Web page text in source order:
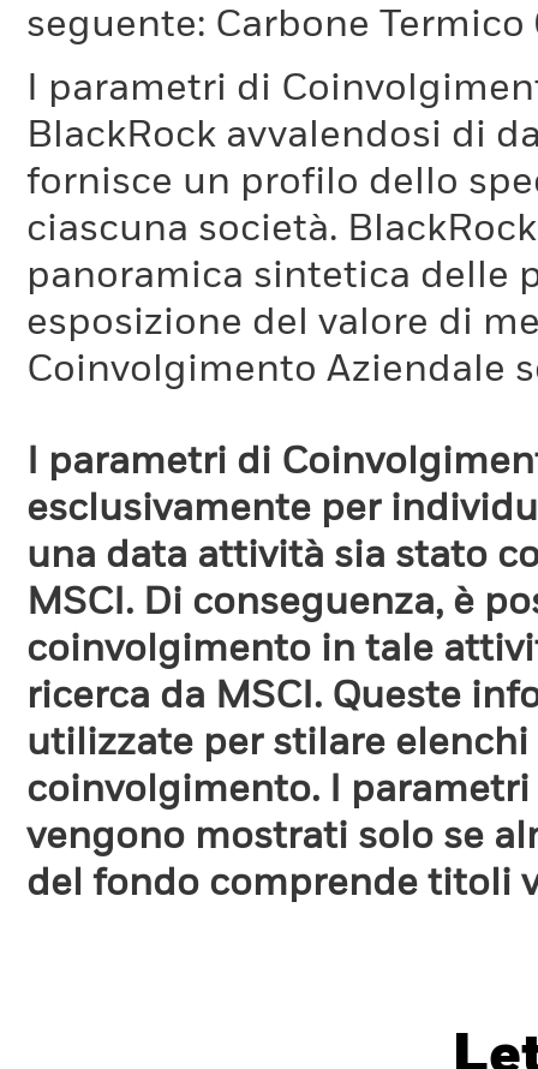
seguente: Carbone
I parametri di
BlackRock avvalendosi di
fornisce un profilo dello
ciascuna società.
panoramica sintetica delle
esposizione del valore di
Coinvolgimento Aziendale
I parametri di
esclusivamente per
una data attività sia stato
MSCI. Di conseguenza, è
coinvolgimento in tale
ricerca da MSCI. Queste
utilizzate per stilare
coinvolgimento. I
vengono mostrati solo se
del fondo comprende titoli